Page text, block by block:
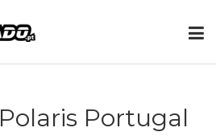
Polaris Portugal